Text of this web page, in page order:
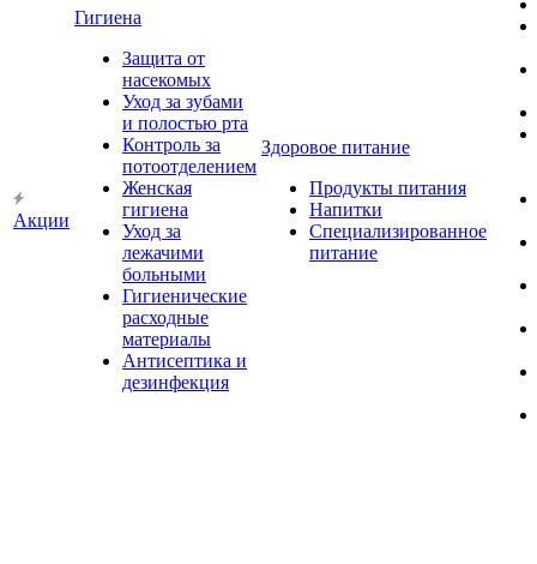
Акции
Гигиена
Защита от
насекомых
Уход за зубами
и полостью рта
Контроль за
потоотделением
Женская
гигиена
Уход за
лежачими
больными
Гигиенические
расходные
материалы
Антисептика и
дезинфекция
Здоровое питание
Продукты питания
Напитки
Специализированное
питание